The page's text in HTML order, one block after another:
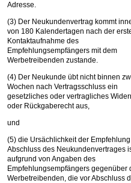
Adresse.
(3) Der Neukundenvertrag kommt
von 180 Kalendertagen nach der
Kontaktaufnahme des
Empfehlungsempfängers mit dem
Werbetreibenden zustande.
(4) Der Neukunde übt nicht binnen
Wochen nach Vertragsschluss ein
gesetzliches oder vertragliches
oder Rückgaberecht aus,
und
(5) die Ursächlichkeit der
Abschluss des Neukundenvertrages
aufgrund von Angaben des
Empfehlungsempfängers gegenüber
Werbetreibenden, die vor Abschluss